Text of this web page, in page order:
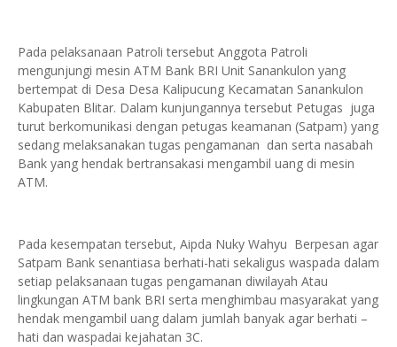
Pada pelaksanaan Patroli tersebut Anggota Patroli
mengunjungi mesin ATM Bank BRI Unit Sanankulon yang
bertempat di Desa Desa Kalipucung Kecamatan Sanankulon
Kabupaten Blitar. Dalam kunjungannya tersebut Petugas juga
turut berkomunikasi dengan petugas keamanan (Satpam) yang
sedang melaksanakan tugas pengamanan dan serta nasabah
Bank yang hendak bertransakasi mengambil uang di mesin
ATM.
Pada kesempatan tersebut, Aipda Nuky Wahyu Berpesan agar
Satpam Bank senantiasa berhati-hati sekaligus waspada dalam
setiap pelaksanaan tugas pengamanan diwilayah Atau
lingkungan ATM bank BRI serta menghimbau masyarakat yang
hendak mengambil uang dalam jumlah banyak agar berhati –
hati dan waspadai kejahatan 3C.